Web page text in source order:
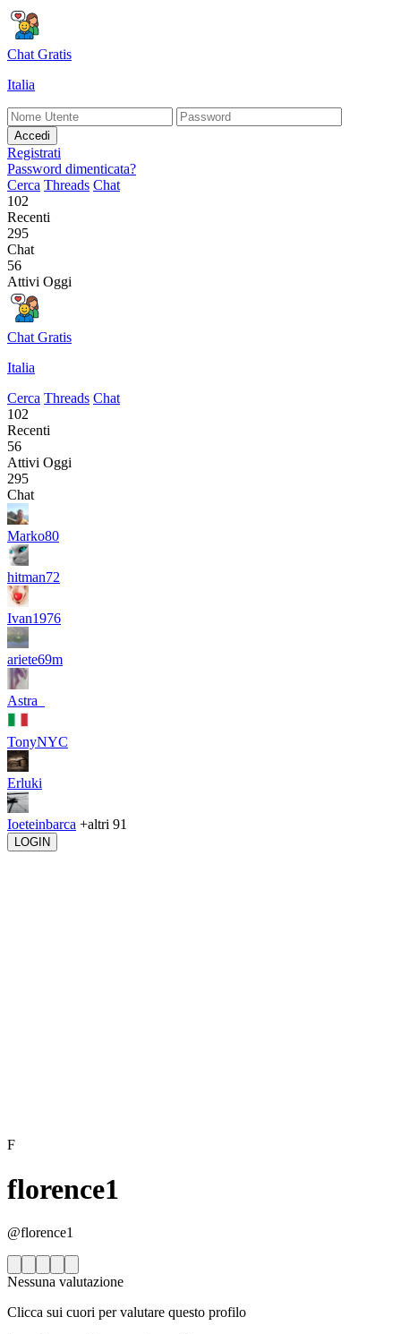
Chat Gratis
Italia
Accedi
Registrati
Password dimenticata?
Cerca Threads Chat
102
Recenti
295
Chat
56
Attivi Oggi
Chat Gratis
Italia
Cerca Threads Chat
102
Recenti
56
Attivi Oggi
295
Chat
Marko80
hitman72
Ivan1976
ariete69m
Astra_
TonyNYC
Erluki
Ioeteinbarca +altri 91
LOGIN
F
florence1
@florence1
Nessuna valutazione
Clicca sui cuori per valutare questo profilo